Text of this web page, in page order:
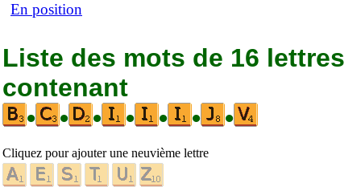
En position
Liste des mots de 16 lettres
contenant
•
• • • • • •
Cliquez pour ajouter une neuvième lettre